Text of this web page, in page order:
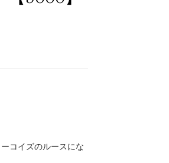
コイズのルースにな